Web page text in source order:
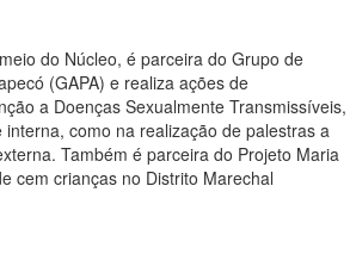
do Núcleo, é parceira do Grupo de
(GAPA) e realiza ações de
a Doenças Sexualmente Transmissíveis,
como na realização de palestras a
Também é parceira do Projeto Maria
cem crianças no Distrito Marechal